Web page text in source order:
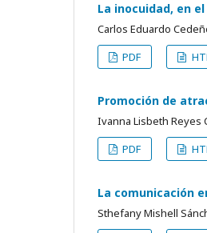
La inocuidad, en
Carlos Eduardo
PDF
Promoción de
Ivanna Lisbeth Reyes
PDF
La comunicación
Sthefany Mishell